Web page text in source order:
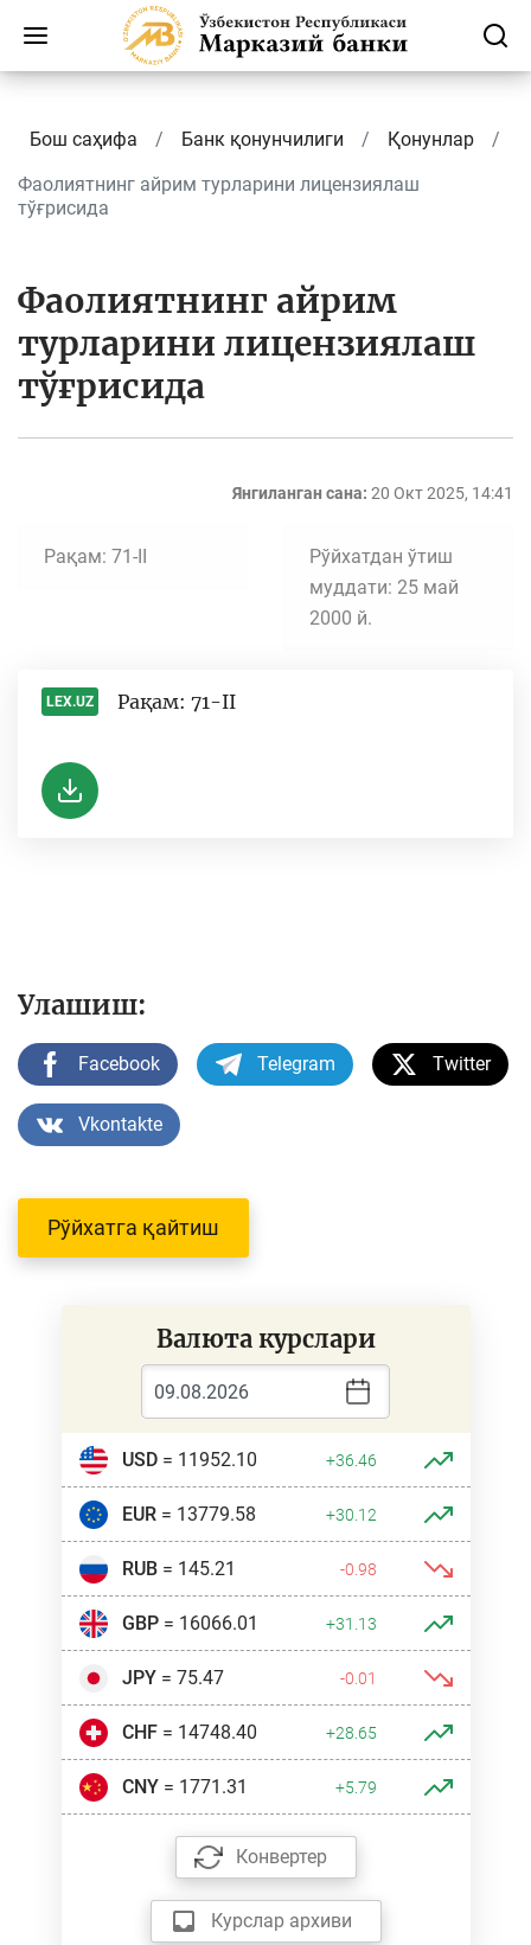
Бош саҳифа Банк қонунчилиги
Қонунлар
Фаолиятнинг айрим турларини лицензиялаш
тўғрисида
Фаолиятнинг айрим
турларини лицензиялаш
тўғрисида
Янгиланган сана: 20 Окт 2025, 14:41
Рақам: 71-II
Рўйхатдан ўтиш
муддати: 25 май
2000 й.
LEX.UZ Рақам: 71-II
Улашиш:
Facebook Telegram Twitter
Vkontakte
Рўйхатга қайтиш
Валюта курслари
USD= 11952.10 +36.46
EUR= 13779.58 +30.12
RUB= 145.21 -0.98
GBP= 16066.01 +31.13
JPY= 75.47 -0.01
CHF= 14748.40 +28.65
CNY= 1771.31 +5.79
Конвертер
Курслар архиви